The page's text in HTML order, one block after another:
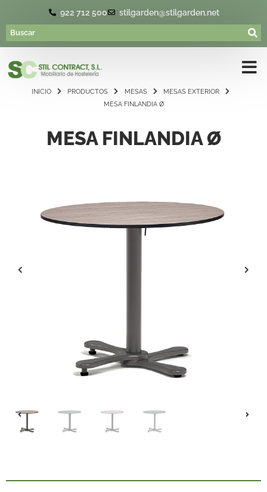
922 712 500 stilgarden@stilgarden.net
INICIO PRODUCTOS MESAS
MESAS EXTERIOR
MESA FINLANDIA Ø
MESA FINLANDIA Ø